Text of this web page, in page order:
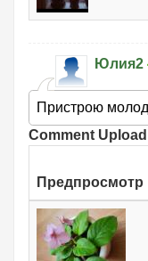
Юлия2
Пристрою
Comment
Предпросмотр